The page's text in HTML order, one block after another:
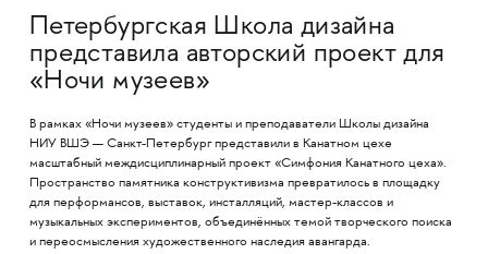
Петербургская Школа дизайна
представила авторский проект для
«Ночи музеев»
В рамках «Ночи музеев» студенты и преподаватели Школы дизайна
НИУ ВШЭ — Санкт-Петербург представили в Канатном цехе
масштабный междисциплинарный проект «Симфония Канатного цеха».
Пространство памятника конструктивизма превратилось в площадку
для перформансов, выставок, инсталляций, мастер-классов и
музыкальных экспериментов, объединённых темой творческого поиска
и переосмысления художественного наследия авангарда.